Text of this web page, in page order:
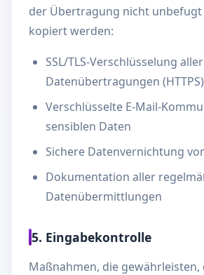
der Übertragung nicht unbefugt
kopiert werden:
SSL/TLS-Verschlüsselung aller
Datenübertragungen (HTTPS)
Verschlüsselte E-Mail-
sensiblen Daten
Sichere Datenvernichtung
Dokumentation aller
Datenübermittlungen
5. Eingabekontrolle
Maßnahmen, die gewährleisten,